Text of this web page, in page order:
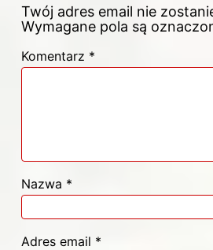
Twój adres email nie
Wymagane pola są
Komentarz *
Nazwa *
Adres email *